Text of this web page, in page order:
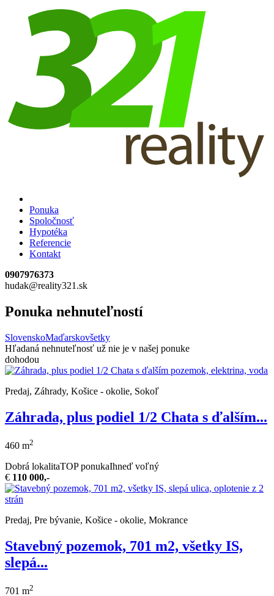
Ponuka
Spoločnosť
Hypotéka
Referencie
Kontakt
0907976373
hudak@reality321.sk
Ponuka nehnuteľností
SlovenskoMaďarskovšetky
Hľadaná nehnuteľnosť už nie je v našej ponuke
dohodou
Predaj, Záhrady, Košice - okolie, Sokoľ
Záhrada, plus podiel 1/2 Chata s ďalším...
460 m2
Dobrá lokalitaTOP ponukaIhneď voľný
€ 110 000,-
Predaj, Pre bývanie, Košice - okolie, Mokrance
Stavebný pozemok, 701 m2, všetky IS,
slepá...
701 m2